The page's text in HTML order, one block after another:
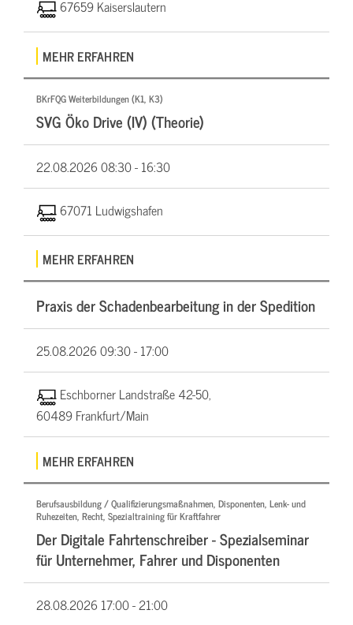
67659 Kaiserslautern
MEHR ERFAHREN
BKrFQG Weiterbildungen (K1, K3)
SVG Öko Drive (IV) (Theorie)
22.08.202608:30 - 16:30
67071 Ludwigshafen
MEHR ERFAHREN
Praxis der Schadenbearbeitung in der Spedition
25.08.202609:30 - 17:00
Eschborner Landstraße 42-50,
60489 Frankfurt/Main
MEHR ERFAHREN
Berufsausbildung / Qualifizierungsmaßnahmen, Disponenten, Lenk- und
Ruhezeiten, Recht, Spezialtraining für Kraftfahrer
Der Digitale Fahrtenschreiber - Spezialseminar
für Unternehmer, Fahrer und Disponenten
28.08.2026 17:00 - 21:00